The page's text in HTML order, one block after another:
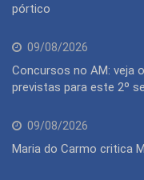
pórtico
09/08/2026
Concursos no AM: veja
previstas para este 2º
09/08/2026
Maria do Carmo critica